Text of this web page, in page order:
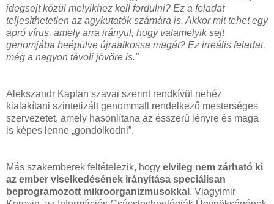
idegsejt közül melyikhez kell fordulni? Ez a feladat
teljesíthetetlen az agykutatók számára is. Akkor mit tehet egy
apró vírus, amely arra irányul, hogy valamelyik sejt
genomjába beépülve újraalkossa magát? Ez irreális feladat,
még a nagyon távoli jövőre is."
Alekszandr Kaplan szavai szerint rendkívül nehéz
kialakítani szintetizált genommall rendelkező mesterséges
szervezetet, amely hasonlítana az ésszerű lényre és maga
is képes lenne „gondolkodni”.
Más szakemberek feltételezik, hogy elvileg nem zárható ki
az ember viselkedésének irányítása speciálisan
beprogramozott mikroorganizmusokkal . Vlagyimir